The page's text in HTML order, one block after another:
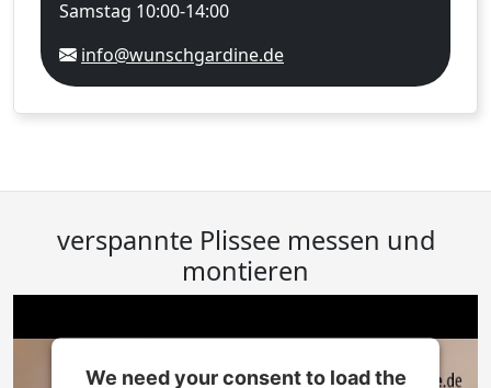
Samstag 10:00-14:00
info@wunschgardine.de
verspannte Plissee messen und
montieren
We need your consent to load the